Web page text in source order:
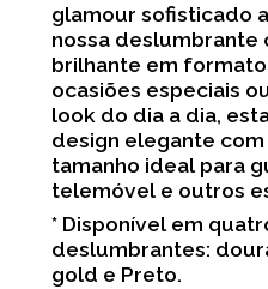
glamour sofisticado
nossa deslumbrante
brilhante em
ocasiões especiais
look do dia a dia,
design elegante
tamanho ideal para
telemóvel e outros
* Disponível em
deslumbrantes:
gold e Preto.